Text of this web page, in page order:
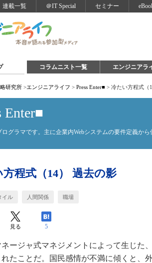
連載一覧 ＠IT Special セミナー
コラムニスト一覧 エンジニアラ
研究所 >エンジニアライフ > Press Enter■ > 冷たい方程式（
Enter■
ログラマです。主に企業内Webシステムの要件定義か
程式（14） 過去の影
イル 人間関係 職場
見る 5
ージャ式マネジメントによって生じた
れたことだ。国民感情が不満に傾くと、